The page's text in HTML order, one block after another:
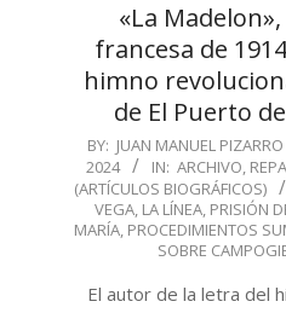
«La
francesa de
himno
de El Puerto
2024-
04-
20
BY: JUAN MANUEL PIZARRO
2024
IN: ARCHIVO,
(ARTÍCULOS BIOGRÁFICOS)
VEGA, LA LÍNEA, PRISIÓN
MARÍA, PROCEDIMIENTOS
SOBRE
El autor de la letra del